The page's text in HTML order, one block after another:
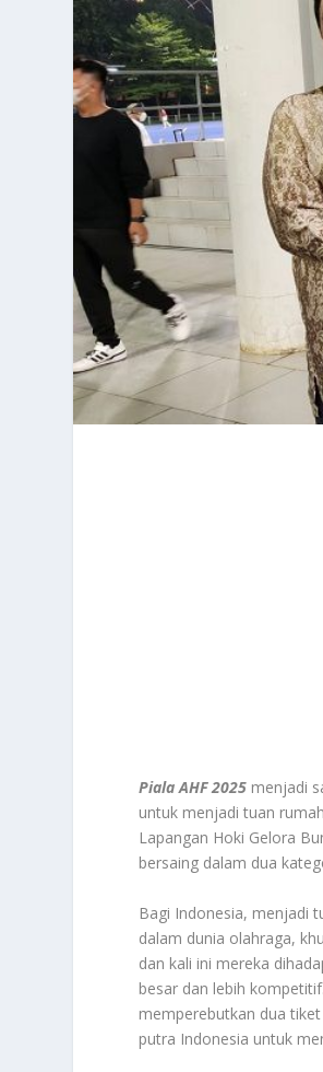
Piala AHF 2025 menjadi
untuk menjadi tuan
Lapangan Hoki Gelora
bersaing dalam dua
Bagi Indonesia, menjadi
dalam dunia olahraga,
dan kali ini mereka
besar dan lebih
memperebutkan dua
putra Indonesia untuk